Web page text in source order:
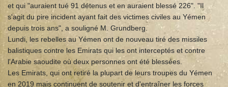
et qui "auraient tué 91 détenus et en auraient blessé 226". "Il
s'agit du pire incident ayant fait des victimes civiles au Yémen
depuis trois ans", a souligné M. Grundberg.
Lundi, les rebelles au Yémen ont de nouveau tiré des missiles
balistiques contre les Emirats qui les ont interceptés et contre
l'Arabie saoudite où deux personnes ont été blessées.
Les Emirats, qui ont retiré la plupart de leurs troupes du Yémen
en 2019 mais continuent de soutenir et d'entraîner les forces